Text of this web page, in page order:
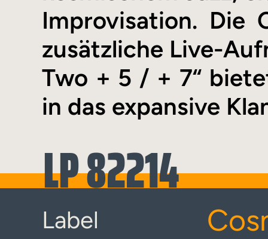
Improvisation. Die
zusätzliche Live-
Two + 5 / + 7“
in das expansive
LP 82214
Label